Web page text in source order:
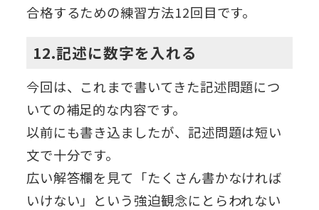
合格するための練習方法12回目です。
12.記述に数字を入れる
今回は、これまで書いてきた記述問題につ
いての補足的な内容です。
以前にも書き込ましたが、記述問題は短い
文で十分です。
広い解答欄を見て「たくさん書かなければ
いけない」という強迫観念にとらわれない